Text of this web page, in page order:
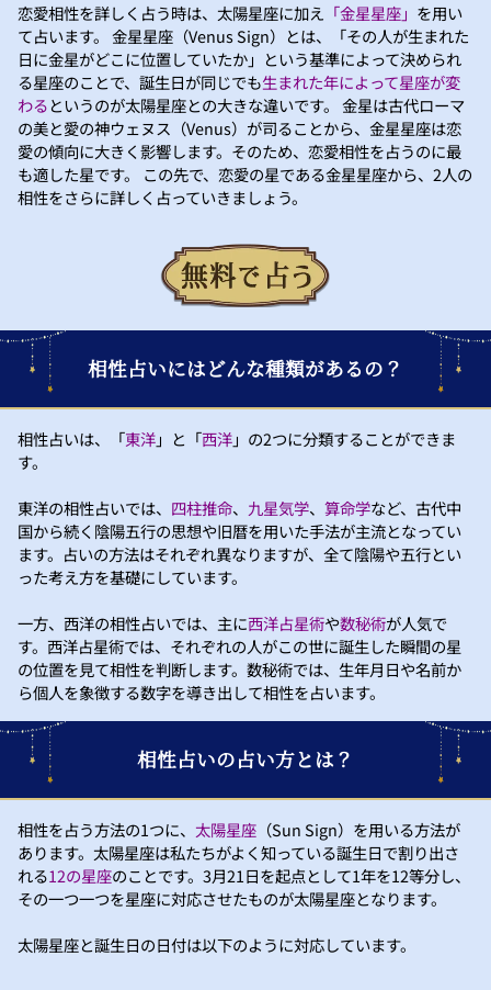
恋愛相性を詳しく占う時は、太陽星座に加え 「金星星座」 を用い
て占います。 金星星座（Venus Sign）とは、「その人が生まれた
日に金星がどこに位置していたか」という基準によって決められ
る星座のことで、誕生日が同じでも生まれた年によって星座が変
わるというのが太陽星座との大きな違いです。 金星は古代ローマ
の美と愛の神ウェヌス（Venus）が司ることから、金星星座は恋
愛の傾向に大きく影響します。そのため、恋愛相性を占うのに最
も適した星です。 この先で、恋愛の星である金星星座から、2人の
相性をさらに詳しく占っていきましょう。
相性占いにはどんな種類があるの？
相性占いは、「東洋」と「西洋」の2つに分類することができま
す。
東洋の相性占いでは、 四柱推命、 九星気学、 算命学など、古代中
国から続く陰陽五行の思想や旧暦を用いた手法が主流となってい
ます。占いの方法はそれぞれ異なりますが、全て陰陽や五行とい
った考え方を基礎にしています。
一方、西洋の相性占いでは、主に西洋占星術や数秘術が人気で
す。西洋占星術では、それぞれの人がこの世に誕生した瞬間の星
の位置を見て相性を判断します。数秘術では、生年月日や名前か
ら個人を象徴する数字を導き出して相性を占います。
相性占いの占い方とは？
相性を占う方法の1つに、 太陽星座 （Sun Sign）を用いる方法が
あります。太陽星座は私たちがよく知っている誕生日で割り出さ
れる12の星座のことです。3月21日を起点として1年を12等分し、
その一つ一つを星座に対応させたものが太陽星座となります。
太陽星座と誕生日の日付は以下のように対応しています。